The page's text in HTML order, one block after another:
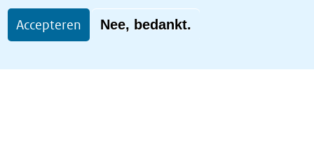
Accepteren Nee, bedankt.